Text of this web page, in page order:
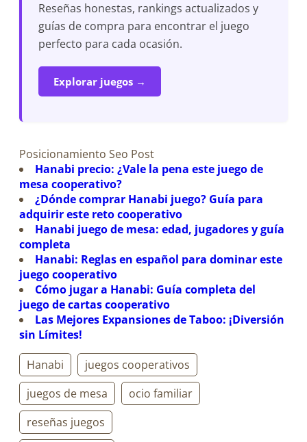
Reseñas honestas, rankings actualizados y
guías de compra para encontrar el juego
perfecto para cada ocasión.
Explorar juegos →
Posicionamiento Seo Post
Hanabi precio: ¿Vale la pena este juego de
mesa cooperativo?
¿Dónde comprar Hanabi juego? Guía para
adquirir este reto cooperativo
Hanabi juego de mesa: edad, jugadores y guía
completa
Hanabi: Reglas en español para dominar este
juego cooperativo
Cómo jugar a Hanabi: Guía completa del
juego de cartas cooperativo
Las Mejores Expansiones de Taboo: ¡Diversión
sin Límites!
Hanabi
juegos cooperativos
juegos de mesa
ocio familiar
reseñas juegos